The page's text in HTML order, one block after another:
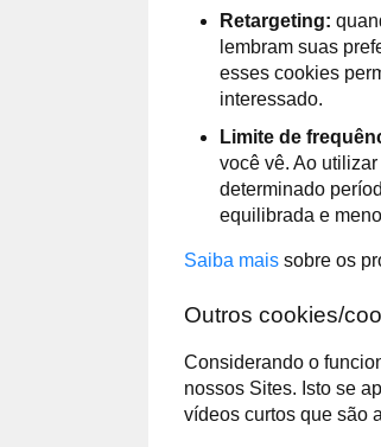
Retargeting:
lembram suas
esses cookies
interessado.
Limite de
você vê. Ao
determinado
equilibrada e
Saiba mais sobre os
Outros cookies/
Considerando o
nossos Sites. Isto se
vídeos curtos que são